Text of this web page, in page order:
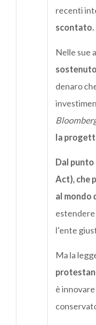
recenti
scontato.
Nelle sue
sostenuto
denaro
la
Dal punto
Act), che
al mondo
estendere
l’ente
Ma la
è